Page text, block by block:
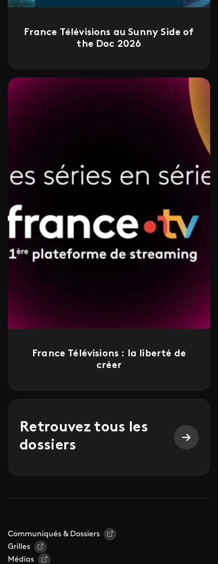
France Télévisions au Sunny Side of
the Doc 2026
France Télévisions : la liberté de
créer
Retrouvez tous les
dossiers
Communiqués & Dossiers
Grilles
Médias